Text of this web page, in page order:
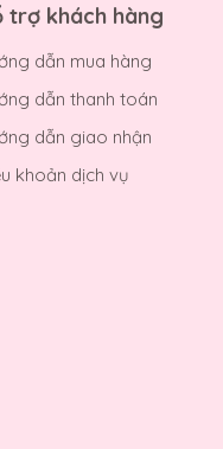
trợ khách hàng
dẫn mua hàng
dẫn thanh toán
dẫn giao nhận
khoản dịch vụ